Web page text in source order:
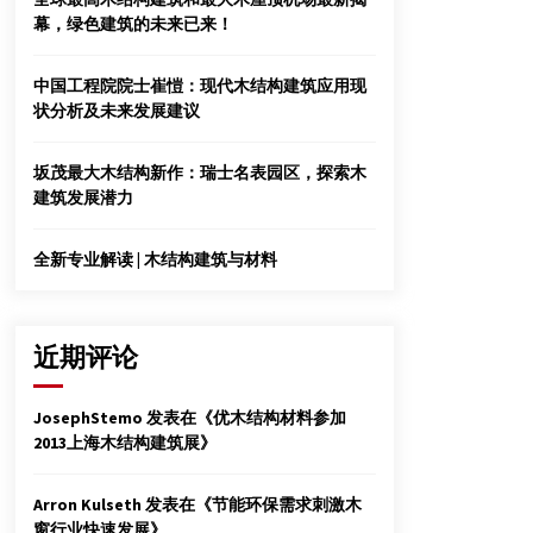
2015年4月28日
首届世界人造板大会在临沂召开
2015年10月20日
上海方行粘合剂销售
2012年7月13日
幕，绿色建筑的未来已来！
中国工程院院士崔愷：现代木结构建筑应用现
状分析及未来发展建议
坂茂最大木结构新作：瑞士名表园区，探索木
建筑发展潜力
全新专业解读 | 木结构建筑与材料
近期评论
JosephStemo 发表在《优木结构材料参加
2013上海木结构建筑展》
Arron Kulseth发表在《节能环保需求刺激木